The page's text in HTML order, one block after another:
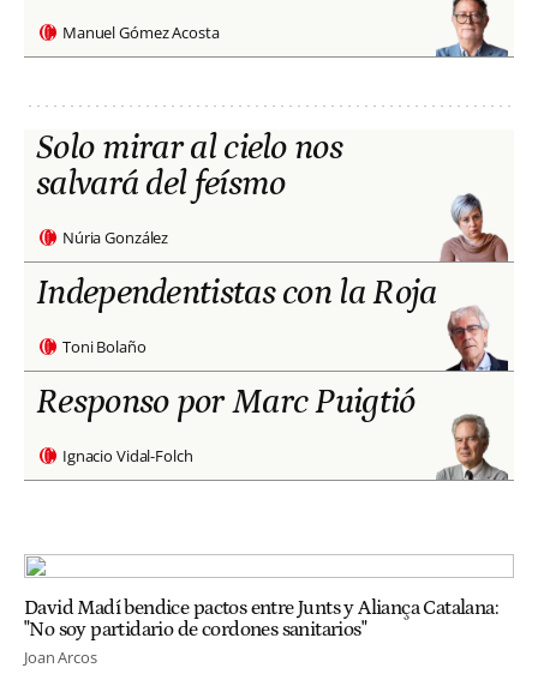
Manuel Gómez Acosta
Solo mirar al cielo nos
salvará del feísmo
Núria González
Independentistas con la Roja
Toni Bolaño
Responso por Marc Puigtió
Ignacio Vidal-Folch
David Madí bendice pactos entre Junts y Aliança Catalana:
"No soy partidario de cordones sanitarios"
Joan Arcos